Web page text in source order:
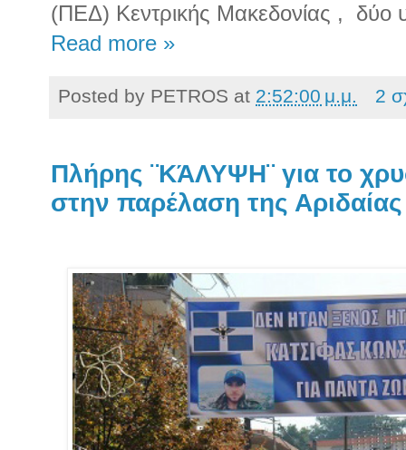
(ΠΕΔ) Κεντρικής Μακεδονίας ,
δύο
Read more »
Posted by PETROS at 2:52:00 μ.μ. 2
Πλήρης ¨ΚΆΛΥΨΗ¨ για το
στην παρέλαση της Αριδαίας